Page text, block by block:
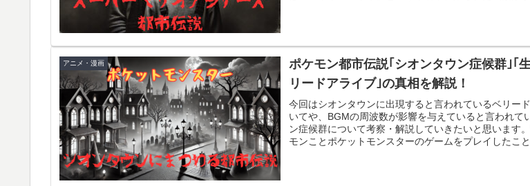
アニメ・漫画
ポケモン都市伝説｢シオンタウン症候群｣｢
リードアライブ｣の真相を解説！
今回はシオンタウンに出現すると言われているベリー
いてや、BGMの周波数が影響を与えていると言われて
ン症候群について考察・解説していきたいと思います
モンことポケットモンスターのゲームをプレイしたこと